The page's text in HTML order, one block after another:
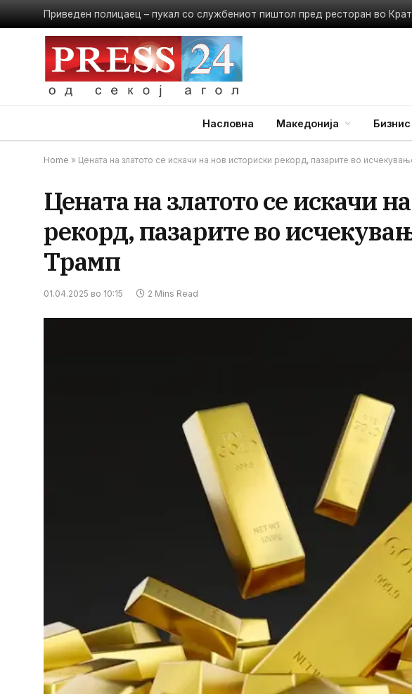
Приведен полицаец – пукал со службениот пиштол пред ресторан во
Насловна Македонија Бизнис
Home » Цената на златото се искачи на нов историски рекорд, пазарите во
Цената на златото се искачи
рекорд, пазарите во
Трамп
01.04.2025 во 10:15 2 Mins Read